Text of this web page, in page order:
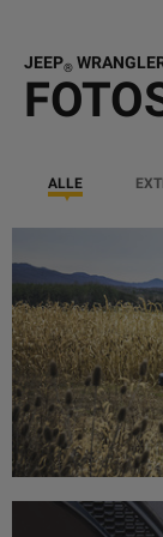
JEEP®
ALLE